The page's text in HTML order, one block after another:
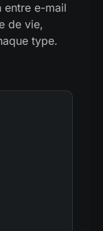
entre e-mail
de vie,
type.